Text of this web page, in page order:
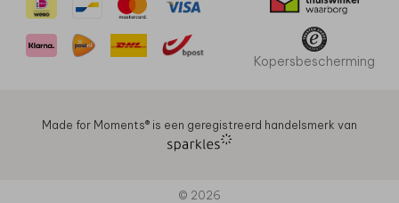
Kopersbescherming
Made for Moments®️ is een geregistreerd handelsmerk van
© 2026